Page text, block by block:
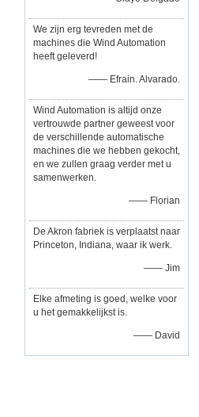
We zijn erg tevreden met de
machines die Wind Automation
heeft geleverd!
—— Efrain. Alvarado.
Wind Automation is altijd onze
vertrouwde partner geweest voor
de verschillende automatische
machines die we hebben gekocht,
en we zullen graag verder met u
samenwerken.
—— Florian
De Akron fabriek is verplaatst naar
Princeton, Indiana, waar ik werk.
—— Jim
Elke afmeting is goed, welke voor
u het gemakkelijkst is.
—— David